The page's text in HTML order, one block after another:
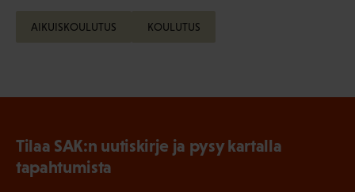
AIKUISKOULUTUS KOULUTUS
Tilaa SAK:n uutiskirje ja pysy kartalla
tapahtumista